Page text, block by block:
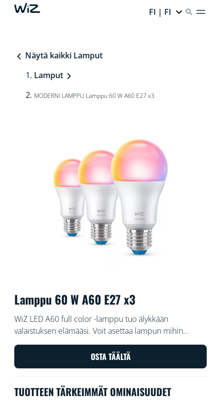
FI | FI
Näytä kaikki Lamput
Lamput
MODERNI LAMPPU Lamppu 60 W A60 E27 x3
Lamppu 60 W A60 E27 x3
WiZ LED A60 full color -lamppu tuo älykkään
valaistuksen elämääsi. Voit asettaa lampun mihin
tahansa valaisimeen ja luoda haluamasi tunnelman 16
miljoonan värin ja lämpimästä viileään säädettävän
valkoisen valon avulla. Voit ajastaa valot syttymään ja
mukaan, ohjata valaistusta älypuhelimella tai äänellä ja
OSTA TÄÄLTÄ
TUOTTEEN TÄRKEIMMÄT OMINAISUUDET